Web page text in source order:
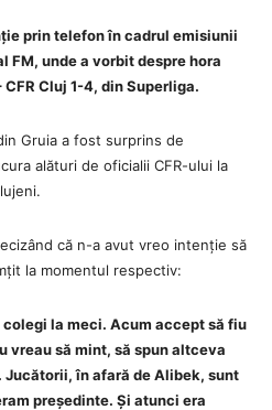
prin telefon în cadrul emisiunii
FM, unde a vorbit despre hora
Cluj 1-4, din Superliga.
Gruia a fost surprins de
alături de oficialii CFR-ului la
că n-a avut vreo intenție să
la momentul respectiv:
la meci. Acum accept să fiu
vreau să mint, să spun altceva
Jucătorii, în afară de Alibek, sunt
președinte. Și atunci era